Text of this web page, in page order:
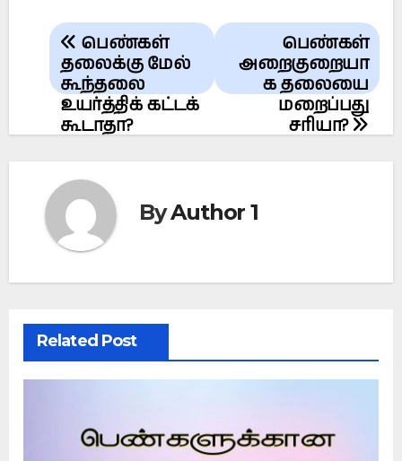
Post
navigation
பெண்கள்
அறைகுறையா
க தலையை
மறைப்பது
சரியா?
பெண்கள்
தலைக்கு மேல்
கூந்தலை
உயர்த்திக் கட்டக்
கூடாதா?
ByAuthor 1
Related Post